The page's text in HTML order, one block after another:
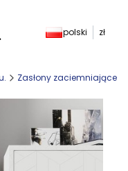
wyszukiwarkę
Produkty w
polski zł
Zasłony zaciemniające